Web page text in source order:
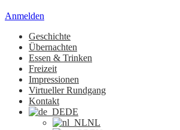
Anmelden
Geschichte
Übernachten
Essen & Trinken
Freizeit
Impressionen
Virtueller Rundgang
Kontakt
DE
NL